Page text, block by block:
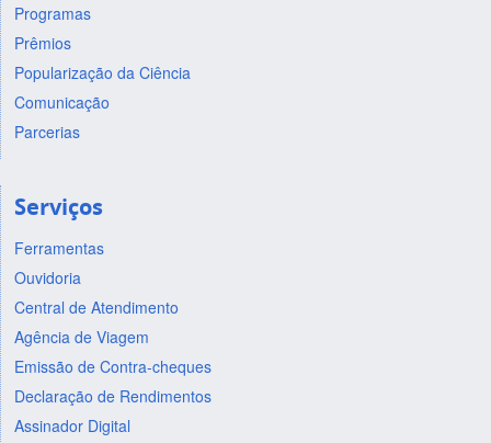
Programas
Prêmios
Popularização da Ciência
Comunicação
Parcerias
Serviços
Ferramentas
Ouvidoria
Central de Atendimento
Agência de Viagem
Emissão de Contra-cheques
Declaração de Rendimentos
Assinador Digital